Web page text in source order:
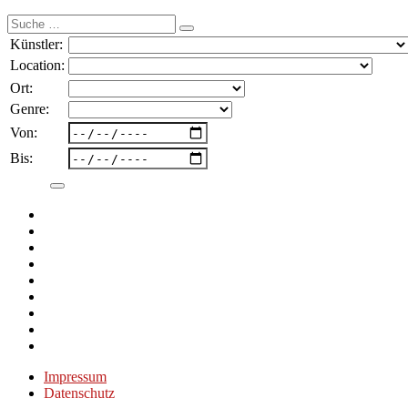
Suche
nach:
Künstler:
Location:
Ort:
Genre:
Von:
Bis:
Impressum
Datenschutz